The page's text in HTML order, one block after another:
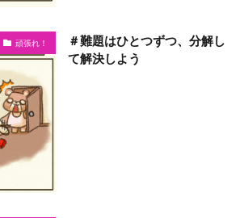
頑張れ！
＃難題はひとつずつ、分解し
て解決しよう